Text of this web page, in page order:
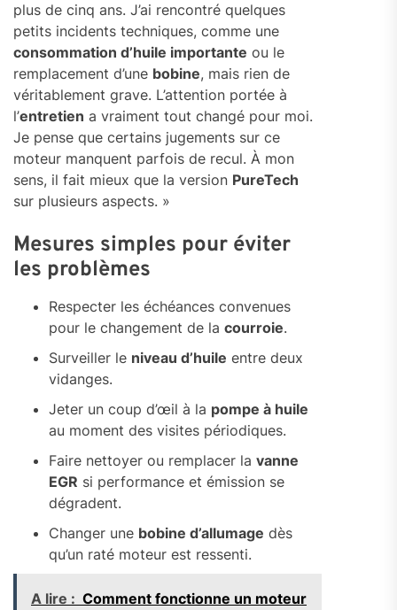
plus de cinq ans. J’ai rencontré quelques
petits incidents techniques, comme une
consommation d’huile importante ou le
remplacement d’une bobine, mais rien de
véritablement grave. L’attention portée à
l’entretien a vraiment tout changé pour moi.
Je pense que certains jugements sur ce
moteur manquent parfois de recul. À mon
sens, il fait mieux que la version PureTech
sur plusieurs aspects. »
Mesures simples pour éviter
les problèmes
Respecter les échéances convenues
pour le changement de la courroie.
Surveiller le niveau d’huile entre deux
vidanges.
Jeter un coup d’œil à la pompe à huile
au moment des visites périodiques.
Faire nettoyer ou remplacer la vanne
EGR si performance et émission se
dégradent.
Changer une bobine d’allumage dès
qu’un raté moteur est ressenti.
A lire : Comment fonctionne un moteur